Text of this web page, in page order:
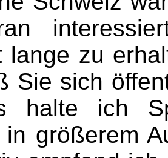
lange zu
Sie sich
halte ich
in größerem